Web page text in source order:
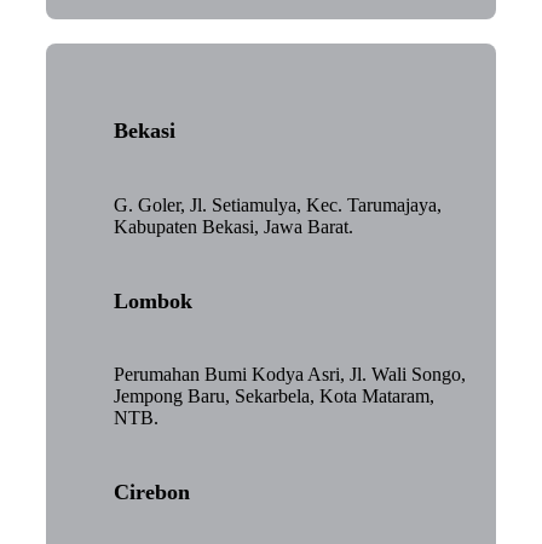
Bekasi
G. Goler, Jl. Setiamulya, Kec. Tarumajaya,
Kabupaten Bekasi, Jawa Barat.
Lombok
Perumahan Bumi Kodya Asri, Jl. Wali Songo,
Jempong Baru, Sekarbela, Kota Mataram,
NTB.
Cirebon